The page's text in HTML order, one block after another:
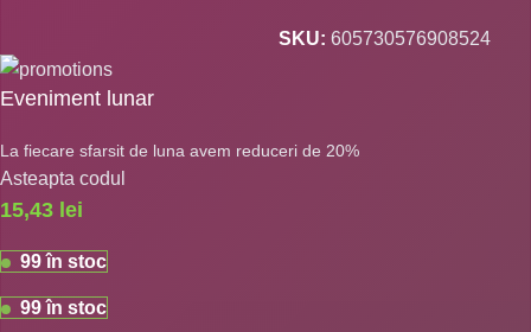
SKU:605730576908524
Eveniment lunar
La fiecare sfarsit de luna avem reduceri de 20%
Asteapta codul
15,43 lei
99 în stoc
99 în stoc